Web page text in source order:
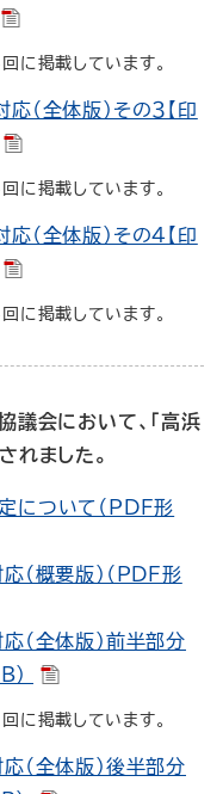
に掲載しています。
（全体版）その３【印
に掲載しています。
（全体版）その４【印
に掲載しています。
議会において、「高浜
れました。
について（PDF形
（概要版）（PDF形
（全体版）前半部分
）
に掲載しています。
（全体版）後半部分